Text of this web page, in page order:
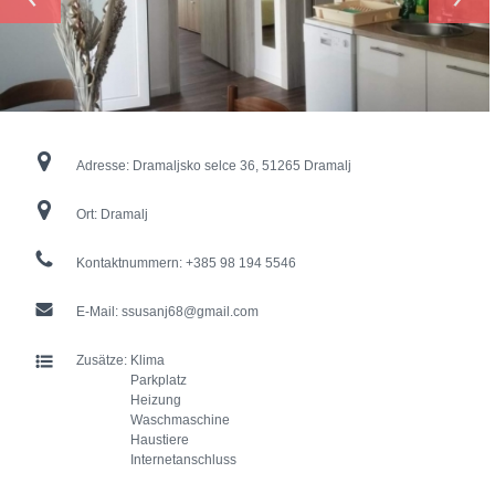
Adresse: Dramaljsko selce 36, 51265 Dramalj
Ort: Dramalj
Kontaktnummern: +385 98 194 5546
E-Mail: ssusanj68@gmail.com
Zusätze: Klima
Parkplatz
Heizung
Waschmaschine
Haustiere
Internetanschluss